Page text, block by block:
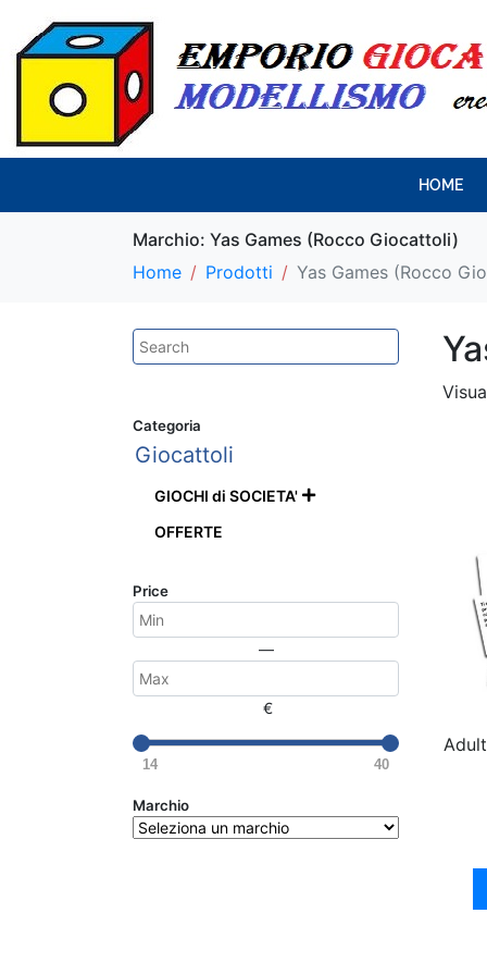
HOME
Marchio: Yas Games (Rocco Giocattoli)
Home
Prodotti Yas Games (Rocco
Categoria
Giocattoli
GIOCHI di SOCIETA' 
OFFERTE
Price
—
€
14 40
Marchio